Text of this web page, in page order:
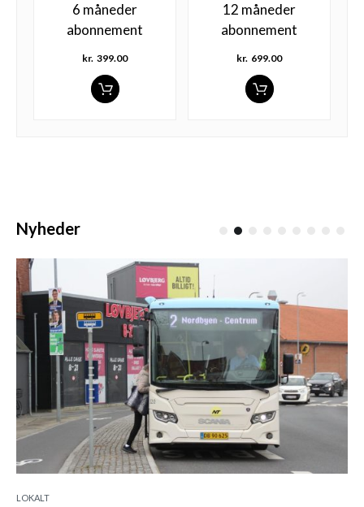
6 måneder
abonnement
kr. 399.00
12 måneder
abonnement
kr. 699.00
Nyheder
LOKALT